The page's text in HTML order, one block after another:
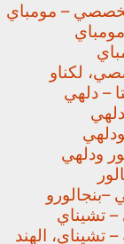
– مومباي
لكناو
– دلهي
ودلهي
–بنجالورو
– تشيناي
تشيناي، الهند